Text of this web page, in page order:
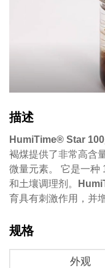
描述
HumiTime® Star 100
褐煤提供了非常高含
微量元素。 它是一种
和土壤调理剂。
育具有刺激作用，并
规格
外观